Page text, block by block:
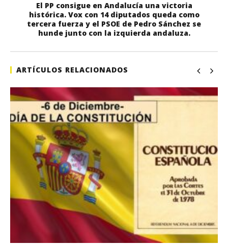
El PP consigue en Andalucía una victoria
histórica. Vox con 14 diputados queda como
tercera fuerza y el PSOE de Pedro Sánchez se
hunde junto con la izquierda andaluza.
ARTÍCULOS RELACIONADOS